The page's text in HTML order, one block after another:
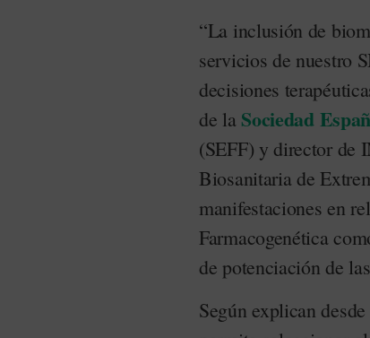
“La inclusión de
servicios de nuestro
decisiones
de la Sociedad
(SEFF) y director de
Biosanitaria de
manifestaciones en
Farmacogenética
de potenciación de
Según explican